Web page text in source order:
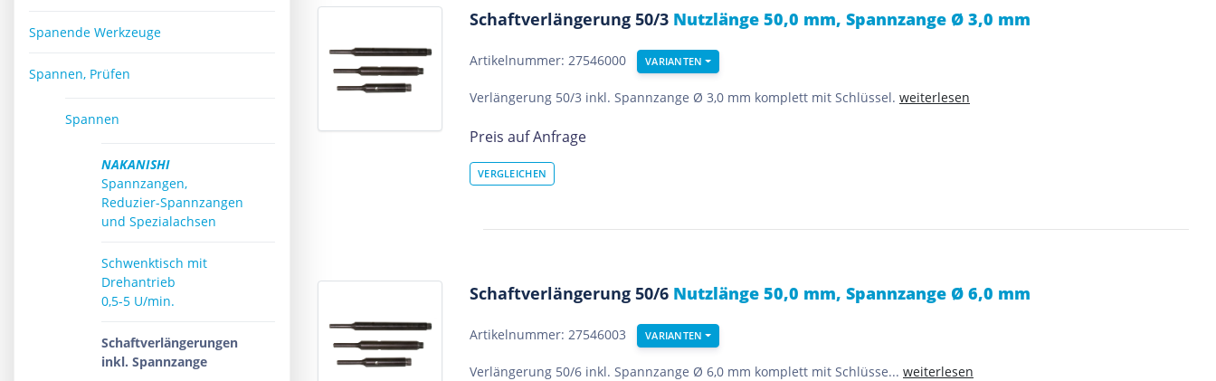
Spanende Werkzeuge
Spannen, Prüfen
Spannen
NAKANISHI
Spannzangen,
Reduzier-Spannzangen
und Spezialachsen
Schwenktisch mit
Drehantrieb
0,5-5 U/min.
Schaftverlängerungen
inkl. Spannzange
Schaftverlängerung 50/3 Nutzlänge 50,0 mm, Spannzange Ø 3,0 mm
Artikelnummer: 27546000 VARIANTEN
Verlängerung 50/3 inkl. Spannzange Ø 3,0 mm komplett mit Schlüssel. weiterlesen
Preis auf Anfrage
Schaftverlängerung 50/6 Nutzlänge 50,0 mm, Spannzange Ø 6,0 mm
Artikelnummer: 27546003 VARIANTEN
Verlängerung 50/6 inkl. Spannzange Ø 6,0 mm komplett mit Schlüsse... weiterlesen